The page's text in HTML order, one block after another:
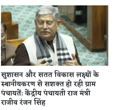
ख्य
मं
त्री
वृ
क्षा
रो
प
ण
प्रो
त्सा
सुशासन और सतत विकास लक्ष्यों के
स्थानीयकरण से सशक्त हो रही ग्राम
पंचायतें: केंद्रीय पंचायती राज मंत्री
राजीव रंजन सिंह